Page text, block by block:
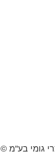
גומי בע''מ ©